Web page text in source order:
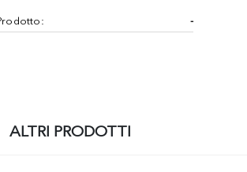
-
ALTRI PRODOTTI